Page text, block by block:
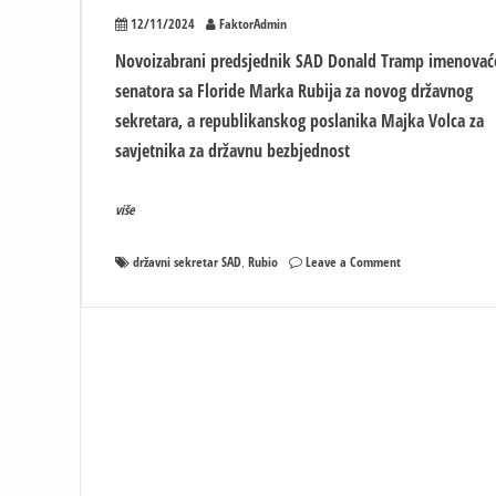
12/11/2024 FaktorAdmin
Novoizabrani predsjednik SAD Donald Tramp
senatora sa Floride Marka Rubija za novog državnog
sekretara, a republikanskog poslanika Majka Volca za
savjetnika za državnu bezbjednost
više
državni sekretar SAD, Rubio Leave a Commenton
novi